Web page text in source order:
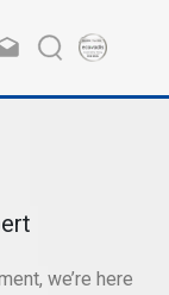
we’re here